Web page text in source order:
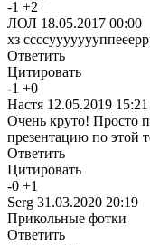
-1 +2
ЛОЛ 18.05.2017 00:00
xз
Ответить
Цитировать
-1 +0
Настя 12.05.2019 15:21
Очень круто! Просто
презентацию по этой
Ответить
Цитировать
-0 +1
Serg 31.03.2020 20:19
Прикольные фотки
Ответить